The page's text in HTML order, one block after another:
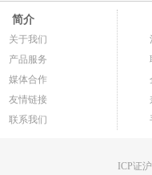
简介
关于我们
产品服务
媒体合作
友情链接
联系我们
ICP证